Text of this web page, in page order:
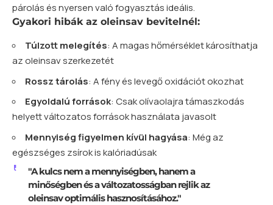
párolás és nyersen való fogyasztás ideális.
Gyakori hibák az oleinsav bevitelnél:
Túlzott melegítés: A magas hőmérséklet károsíthatja
az oleinsav szerkezetét
Rossz tárolás: A fény és levegő oxidációt okozhat
Egyoldalú források: Csak olívaolajra támaszkodás
helyett változatos források használata javasolt
Mennyiség figyelmen kívül hagyása: Még az
egészséges zsírok is kalóriadúsak
"A kulcs nem a mennyiségben, hanem a
minőségben és a változatosságban rejlik az
oleinsav optimális hasznosításához."